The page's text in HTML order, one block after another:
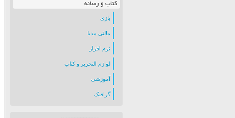
کتاب و رسانه
بازی
مالتی مدیا
نرم افزار
لوازم التحریر و کتاب
آموزشی
گرافیک